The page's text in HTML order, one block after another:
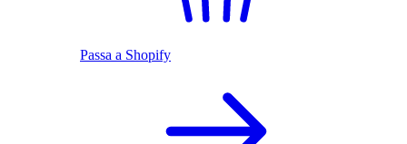
Passa a Shopify